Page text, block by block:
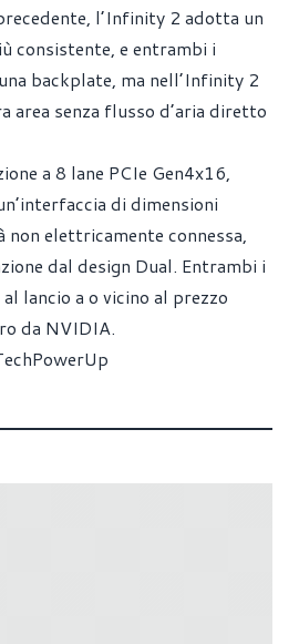
l’Infinity 2 adotta un
consistente, e entrambi i
backplate, ma nell’Infinity 2
area senza flusso d’aria diretto
a 8 lane PCIe Gen4x16,
di dimensioni
non elettricamente connessa,
dal design Dual. Entrambi i
lancio a o vicino al prezzo
da NVIDIA.